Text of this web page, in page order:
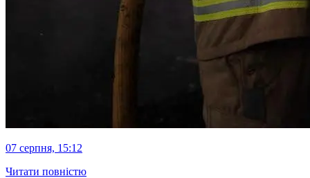
07 серпня, 15:12
Читати повністю